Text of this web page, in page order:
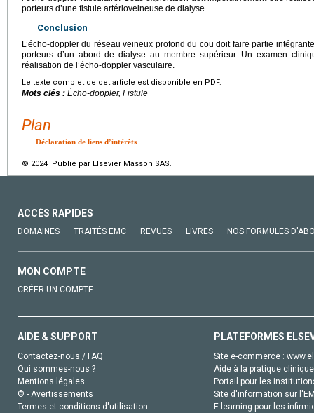
porteurs d’une fistule artérioveineuse de dialyse.
Conclusion
L’écho-doppler du réseau veineux profond du cou doit faire partie
porteurs d’un abord de dialyse au membre supérieur. Un examen
réalisation de l’écho-doppler vasculaire.
Le texte complet de cet article est disponible en PDF.
Mots clés : Écho-doppler, Fistule
Plan
Déclaration de liens d’intérêts
© 2024 Publié par Elsevier Masson SAS.
ACCÈS RAPIDES
DOMAINES TRAITÉS EMC REVUES LIVRES NOS FORMULES
MON COMPTE
CRÉER UN COMPTE
AIDE & SUPPORT
Contactez-nous / FAQ
Qui sommes-nous ?
Mentions légales
© - Avertissements
Termes et conditions d'utilisation
PLATEFORMES
Site e-commerce :
Aide à la pratique
Portail pour les
Site d'information sur
E-learning pour les